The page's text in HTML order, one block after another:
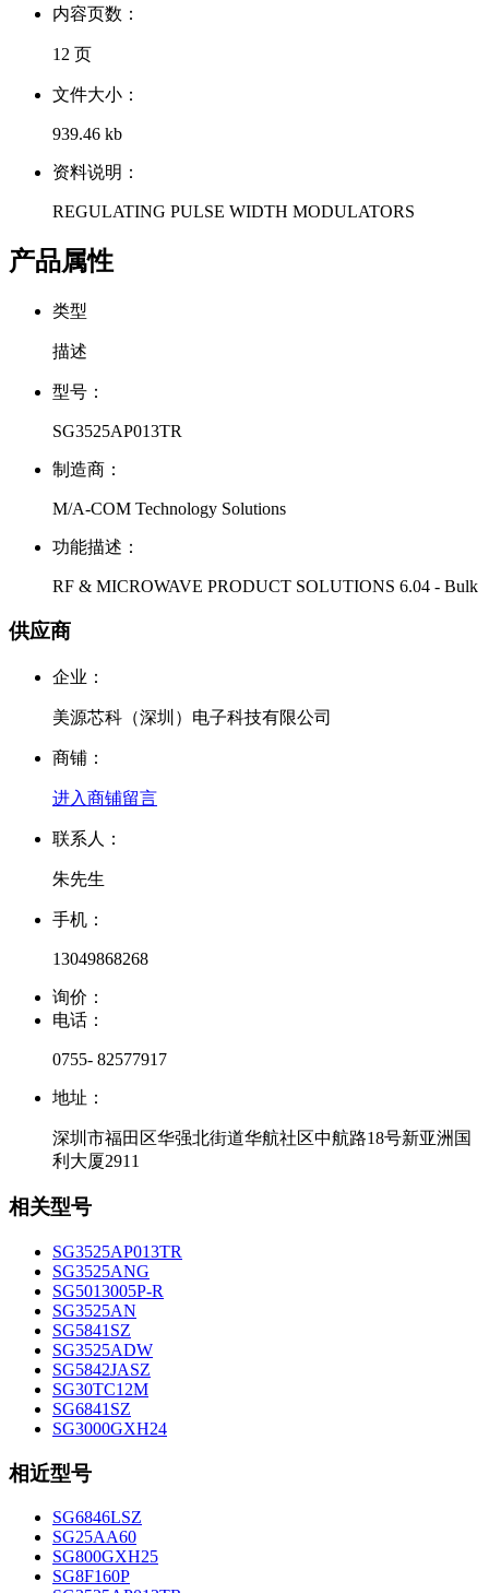
内容页数：
12 页
文件大小：
939.46 kb
资料说明：
REGULATING PULSE WIDTH MODULATORS
产品属性
类型
描述
型号：
SG3525AP013TR
制造商：
M/A-COM Technology Solutions
功能描述：
RF & MICROWAVE PRODUCT SOLUTIONS 6.04 - Bulk
供应商
企业：
美源芯科（深圳）电子科技有限公司
商铺：
进入商铺留言
联系人：
朱先生
手机：
13049868268
询价：
电话：
0755- 82577917
地址：
深圳市福田区华强北街道华航社区中航路18号新亚洲国
利大厦2911
相关型号
SG3525AP013TR
SG3525ANG
SG5013005P-R
SG3525AN
SG5841SZ
SG3525ADW
SG5842JASZ
SG30TC12M
SG6841SZ
SG3000GXH24
相近型号
SG6846LSZ
SG25AA60
SG800GXH25
SG8F160P